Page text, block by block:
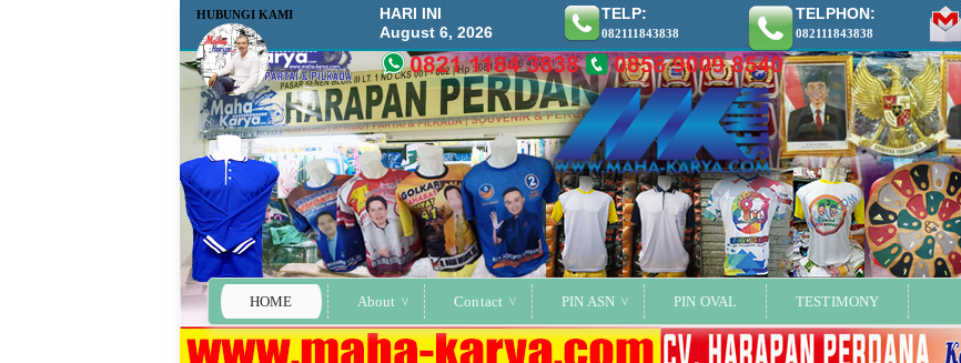
HOME About Contact PIN ASN PIN OVAL TESTIMONY
HUBUNGI KAMI
HARI INI
August 6, 2026
TELP:
082111843838
TELPHON:
082111843838